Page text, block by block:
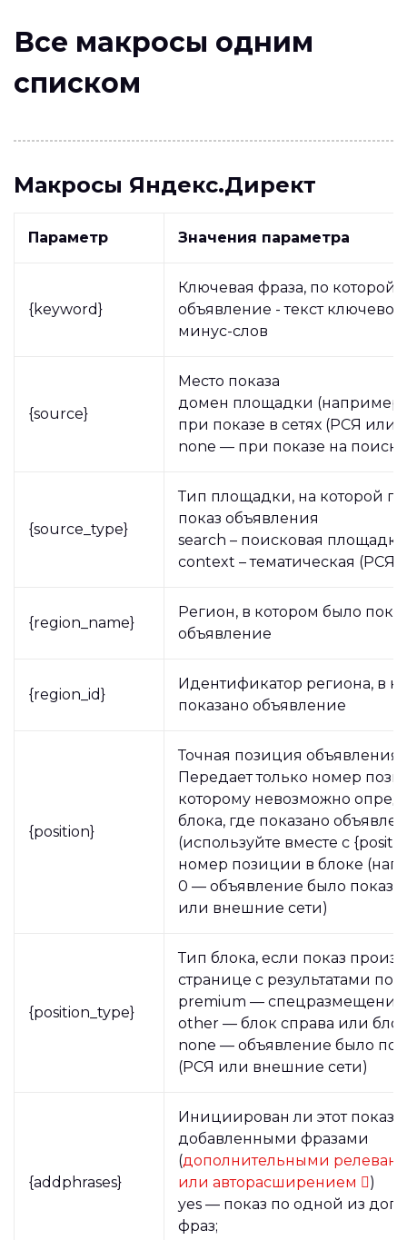
Все макросы одним
списком
Макросы Яндекс.Директ
Параметр Значения параметра
{keyword}
Ключевая фраза, по которой
объявление - текст
минус-слов
{source}
Место показа
домен площадки
при показе в сетях (РСЯ или
none — при показе на
{source_type}
Тип площадки, на которой
показ объявления
search – поисковая площадка
context – тематическая (РСЯ)
{region_name}
Регион, в котором было
объявление
{region_id}
Идентификатор региона, в
показано объявление
{position}
Точная позиция объявления
Передает только номер
которому невозможно
блока, где показано
(используйте вместе с
номер позиции в блоке
0 — объявление было
или внешние сети)
{position_type}
Тип блока, если показ
странице с результатами
premium — спецразмещение;
other — блок справа или
none — объявление было
(РСЯ или внешние сети)
{addphrases}
Инициирован ли этот показ
добавленными фразами
(дополнительными
или авторасширением
)
yes — показ по одной из
фраз;